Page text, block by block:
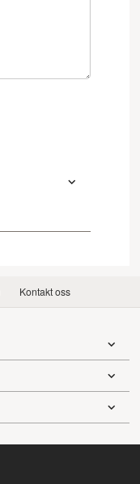
Kontakt oss